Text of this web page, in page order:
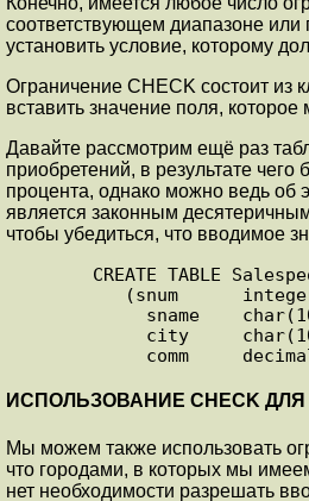
соответствующем диапазоне
установить условие, которому
Ограничение CHECK состоит из
вставить значение поля,
Давайте рассмотрим ещё раз
приобретений, в результате
процента, однако можно ведь об
является законным
чтобы убедиться, что вводимое
comm
ИСПОЛЬЗОВАНИЕ CHECK
Мы можем также использовать
что городами, в которых мы
нет необходимости разрешать